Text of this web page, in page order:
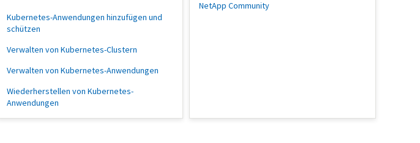
Kubernetes-Anwendungen hinzufügen und
schützen
Verwalten von Kubernetes-Clustern
Verwalten von Kubernetes-Anwendungen
Wiederherstellen von Kubernetes-
Anwendungen
NetApp Community